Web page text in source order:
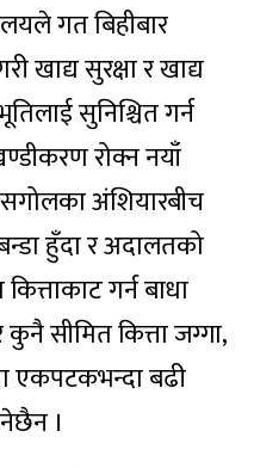
गत बिहीबार
खाद्य सुरक्षा र खाद्य
सुनिश्चित गर्न
रोक्न नयाँ
सगोलका अंशियारबीच
हुँदा र अदालतको
गर्न बाधा
सीमित कित्ता जग्गा,
एकपटकभन्दा बढी
।